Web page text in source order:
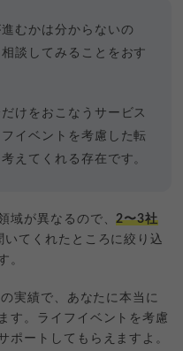
むかは分からないの
談してみることをおす
けをおこなうサービス
イベントを考慮した転
えてくれる存在です。
域が異なるので、2〜3社
いてくれたところに絞り込
。
実績で、あなたに本当に
す。ライフイベントを考慮
ポートしてもらえますよ。